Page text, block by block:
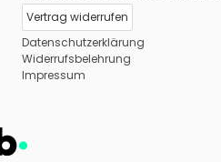
Vertrag widerrufen
Datenschutzerklärung
Widerrufsbelehrung
Impressum